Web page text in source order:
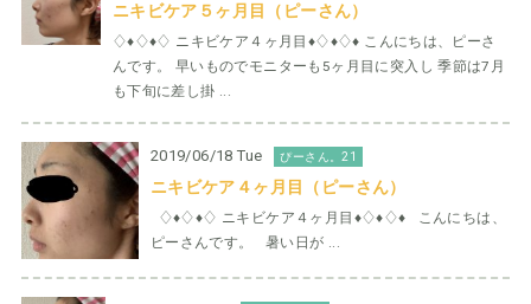
ニキビケア５ヶ月目（ピーさん）
♢♦︎♢♦︎♢ ニキビケア４ヶ月目♦︎♢♦︎♢♦︎ こんにちは、ピーさ
んです。 早いものでモニターも5ヶ月目に突入し 季節は7月
も下旬に差し掛 ...
2019/06/18 Tue ぴーさん。21
ニキビケア４ヶ月目（ピーさん）
♢♦︎♢♦︎♢ ニキビケア４ヶ月目♦︎♢♦︎♢♦︎ こんにちは、
ピーさんです。 暑い日が ...